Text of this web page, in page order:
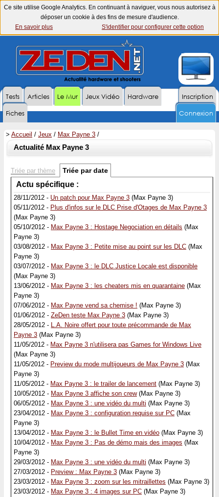
Ce site utilise Google Analytics. En continuant à naviguer, vous nous autorisez à
déposer un cookie à des fins de mesure d'audience.
En savoir plus
S'identifier pour configurer cette option
Inscription
Tests Articles Le Mur Jeux Vidéo
Hardware
Fiches
Connexion
> Accueil / Jeux / Max Payne 3 /
Actualité Max Payne 3
Triée par thème Triée par date
Actu spécifique :
28/11/2012 - Un patch pour Max Payne 3 (Max Payne 3)
05/11/2012 - Plus d'infos sur le DLC Prise d'Otages de Max Payne 3
(Max Payne 3)
05/10/2012 - Max Payne 3 : Hostage Negociation en détails (Max
Payne 3)
03/08/2012 - Max Payne 3 : Petite mise au point sur les DLC (Max
Payne 3)
03/07/2012 - Max Payne 3 : le DLC Justice Locale est disponible
(Max Payne 3)
13/06/2012 - Max Payne 3 : les cheaters mis en quarantaine (Max
Payne 3)
07/06/2012 - Max Payne vend sa chemise ! (Max Payne 3)
01/06/2012 - ZeDen teste Max Payne 3 (Max Payne 3)
28/05/2012 - L.A. Noire offert pour toute précommande de Max
Payne 3 (Max Payne 3)
11/05/2012 - Max Payne 3 n'utilisera pas Games for Windows Live
(Max Payne 3)
11/05/2012 - Preview du mode multijoueurs de Max Payne 3 (Max
Payne 3)
11/05/2012 - Max Payne 3 : le trailer de lancement (Max Payne 3)
10/05/2012 - Max Payne 3 affiche son crew(Max Payne 3)
06/05/2012 - Max Payne 3 : une vidéo du multi (Max Payne 3)
23/04/2012 - Max Payne 3 : configuration requise sur PC (Max
Payne 3)
13/04/2012 - Max Payne 3 : le Bullet Time en vidéo (Max Payne 3)
10/04/2012 - Max Payne 3 : Pas de démo mais des images (Max
Payne 3)
29/03/2012 - Max Payne 3 : une vidéo du multi (Max Payne 3)
27/03/2012 - Preview : Max Payne 3 (Max Payne 3)
23/03/2012 - Max Payne 3 : zoom sur les mitraillettes (Max Payne 3)
23/03/2012 - Max Payne 3 : 4 images sur PC (Max Payne 3)